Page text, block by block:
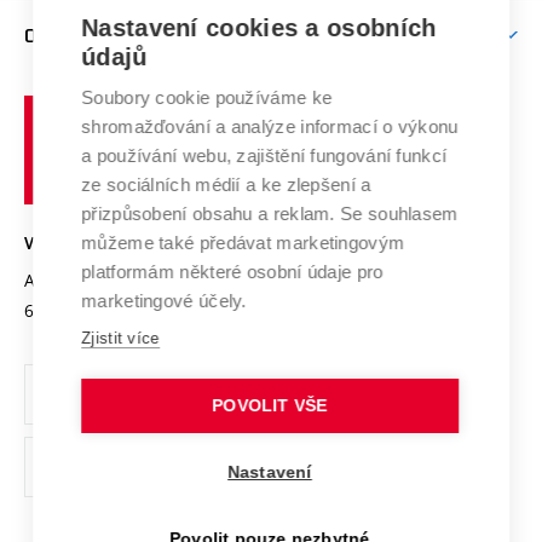
E-přihláška
Doktorské studium
Podpora podnikání
Mezinárodní vědecká rada
Systém zajišťování kvality výzkumu
Výzkumné infrastruktury
Transfer znalostí
Open Science
Projekty
Projekty ze strukturálních fondů
Specifický výzkum
Zahraniční spolupráce
Spolupráce se školami
Služby univerzity
Mezinárodní dohody
Univerzitní sítě
O UNIVERZITĚ
Profil univerzity
Udržitelná univerzita
Podnikavá univerzita / ContriBUTe
Bezpečná univerzita
Vyznamenání
Organizační struktura
Ochrana osobních údajů
odkaz)
učení
technické
VYSOKÉ UČENÍ TECHNICKÉ V BRNĚ
Antonínská 548/1
602 00 Brno
www.vut.cz
vut@vutbr.cz
Nastavení cookies a osobních
údajů
Soubory cookie používáme ke
shromažďování a analýze informací o výkonu
a používání webu, zajištění fungování funkcí
ze sociálních médií a ke zlepšení a
přizpůsobení obsahu a reklam. Se souhlasem
můžeme také předávat marketingovým
platformám některé osobní údaje pro
marketingové účely.
Zjistit více
POVOLIT VŠE
Nastavení